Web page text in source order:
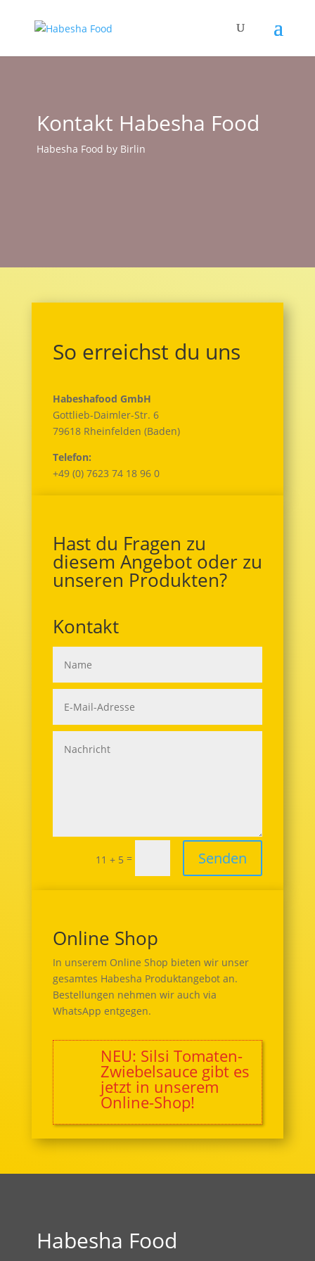
Kontakt Habesha Food
Habesha Food by Birlin
So erreichst du uns
Habeshafood GmbH
Gottlieb-Daimler-Str. 6
79618 Rheinfelden (Baden)
Telefon:
+49 (0) 7623 74 18 96 0
Hast du Fragen zu
diesem Angebot oder zu
unseren Produkten?
Kontakt
11 + 5 = Senden
Online Shop
In unserem Online Shop bieten wir unser
gesamtes Habesha Produktangebot an.
Bestellungen nehmen wir auch via
WhatsApp entgegen.
NEU: Silsi Tomaten-
Zwiebelsauce gibt es
jetzt in unserem
Online-Shop!
Habesha Food